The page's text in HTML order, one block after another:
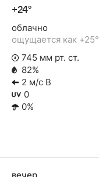
+24°
облачно
ощущается как +25°
745 мм рт. ст.
82%
2 м/с В
0
0%
вечер